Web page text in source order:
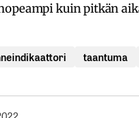
kuin pitkän
taantuma